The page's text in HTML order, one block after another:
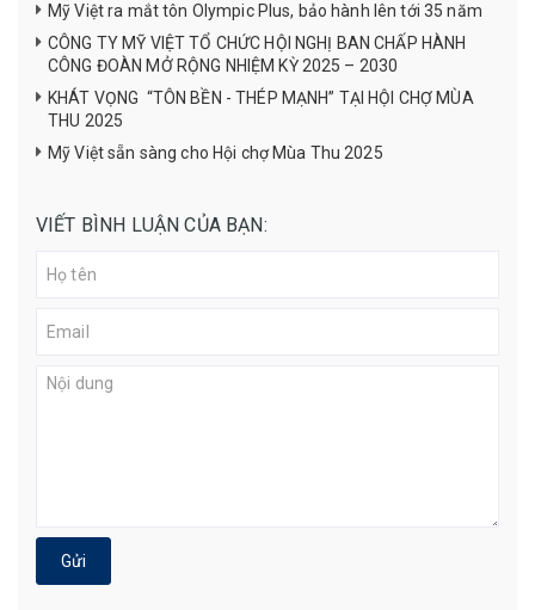
Mỹ Việt ra mắt tôn Olympic Plus, bảo hành lên tới 35 năm
CÔNG TY MỸ VIỆT TỔ CHỨC HỘI NGHỊ BAN CHẤP HÀNH
CÔNG ĐOÀN MỞ RỘNG NHIỆM KỲ 2025 – 2030
KHÁT VỌNG “TÔN BỀN - THÉP MẠNH” TẠI HỘI CHỢ MÙA
THU 2025
Mỹ Việt sẵn sàng cho Hội chợ Mùa Thu 2025
VIẾT BÌNH LUẬN CỦA BẠN:
Gửi